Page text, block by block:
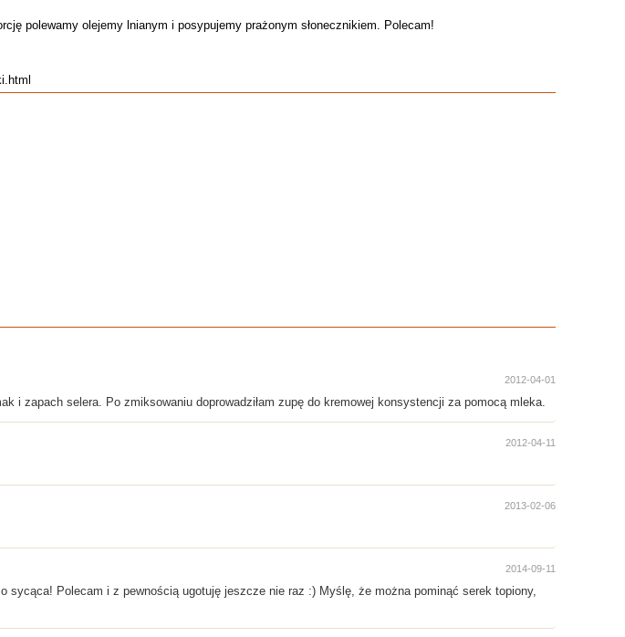
polewamy olejemy lnianym i posypujemy prażonym słonecznikiem. Polecam!
2012-04-01
i zapach selera. Po zmiksowaniu doprowadziłam zupę do kremowej konsystencji za pomocą mleka.
2012-04-11
2013-02-06
2014-09-11
sycąca! Polecam i z pewnością ugotuję jeszcze nie raz :) Myślę, że można pominąć serek topiony,